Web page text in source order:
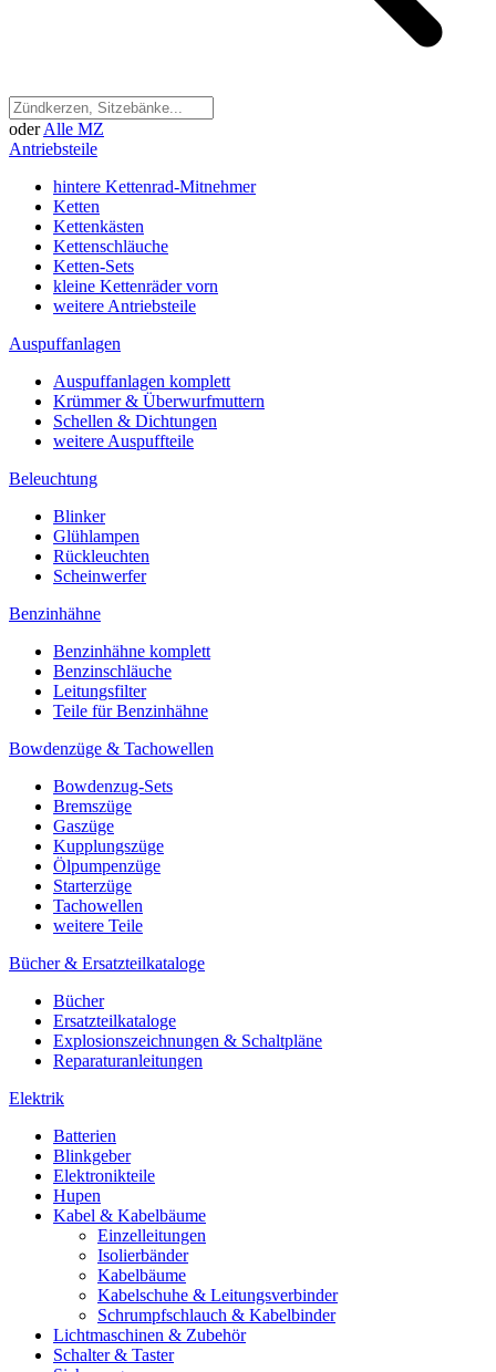
oder Alle MZ
Antriebsteile
hintere Kettenrad-Mitnehmer
Ketten
Kettenkästen
Kettenschläuche
Ketten-Sets
kleine Kettenräder vorn
weitere Antriebsteile
Auspuffanlagen
Auspuffanlagen komplett
Krümmer & Überwurfmuttern
Schellen & Dichtungen
weitere Auspuffteile
Beleuchtung
Blinker
Glühlampen
Rückleuchten
Scheinwerfer
Benzinhähne
Benzinhähne komplett
Benzinschläuche
Leitungsfilter
Teile für Benzinhähne
Bowdenzüge & Tachowellen
Bowdenzug-Sets
Bremszüge
Gaszüge
Kupplungszüge
Ölpumpenzüge
Starterzüge
Tachowellen
weitere Teile
Bücher & Ersatzteilkataloge
Bücher
Ersatzteilkataloge
Explosionszeichnungen & Schaltpläne
Reparaturanleitungen
Elektrik
Batterien
Blinkgeber
Elektronikteile
Hupen
Kabel & Kabelbäume
Einzelleitungen
Isolierbänder
Kabelbäume
Kabelschuhe & Leitungsverbinder
Schrumpfschlauch & Kabelbinder
Lichtmaschinen & Zubehör
Schalter & Taster